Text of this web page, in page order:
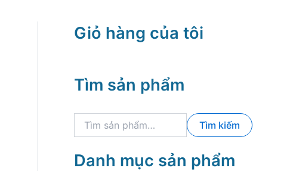
Giỏ hàng của tôi
Tìm sản phẩm
k
Tìm kiếm
Danh mục sản phẩm